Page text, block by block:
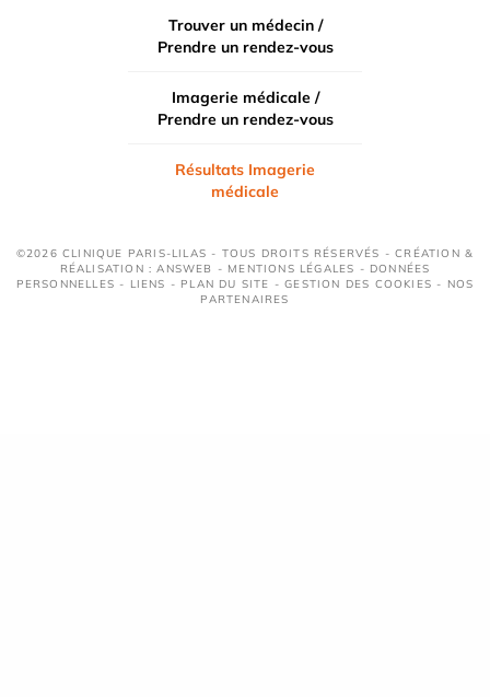
Trouver un médecin /
Prendre un rendez-vous
Imagerie médicale /
Prendre un rendez-vous
Résultats Imagerie
médicale
©2026 CLINIQUE PARIS-LILAS - TOUS DROITS RÉSERVÉS - CRÉATION &
RÉALISATION : ANSWEB - MENTIONS LÉGALES - DONNÉES
PERSONNELLES - LIENS - PLAN DU SITE -GESTION DES COOKIES - NOS
PARTENAIRES